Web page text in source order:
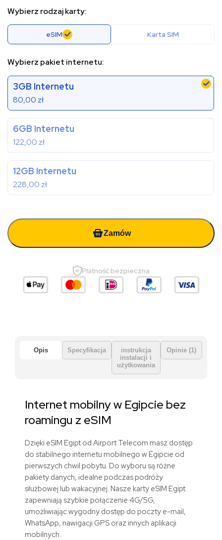
Wybierz rodzaj karty:
eSIM Karta SIM
Wybierz pakiet internetu:
3GB Internetu
80,00 zł
6GB Internetu
122,00 zł
12GB Internetu
228,00 zł
Zamów
Płatność bezpieczna
Opis Specyfikacja
instrukcja
instalacji i
użytkowania
Opinie (1)
Internet mobilnyw Egipcie bez
roamingu z eSIM
Dzięki eSIM Egipt od Airport Telecom masz dostęp
do stabilnego internetu mobilnego w Egipcie od
pierwszych chwil pobytu. Do wyboru są różne
pakiety danych, idealne podczas podróży
służbowej lub wakacyjnej. Nasze karty eSIM Egipt
zapewniają szybkie połączenie 4G/5G,
umożliwiając wygodny dostęp do poczty e-mail,
WhatsApp, nawigacji GPS oraz innych aplikacji
mobilnych.